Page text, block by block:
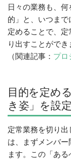
日々の業務も、
的」と、いつま
定めることで、
り出すことができ
（関連記事： プロ
目的を定め
き姿」を設
定常業務を切り
は、まずメンバ
ます。この「あ